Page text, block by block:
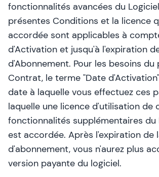
fonctionnalités avancées du
présentes Conditions et la licence
accordée sont applicables à
d'Activation et jusqu'à l'expiration
d'Abonnement. Pour les besoins du
Contrat, le terme "Date
date à laquelle vous effectuez ces
laquelle une licence d'utilisation de
fonctionnalités supplémentaires du
est accordée. Après l'expiration de
d'abonnement, vous n'aurez plus
version payante du logiciel.